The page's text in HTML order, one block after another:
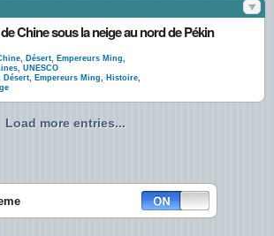
Chine sous la neige au nord de Pékin
, Désert, Empereurs Ming,
, UNESCO
Désert, Empereurs Ming, Histoire,
Load more entries...